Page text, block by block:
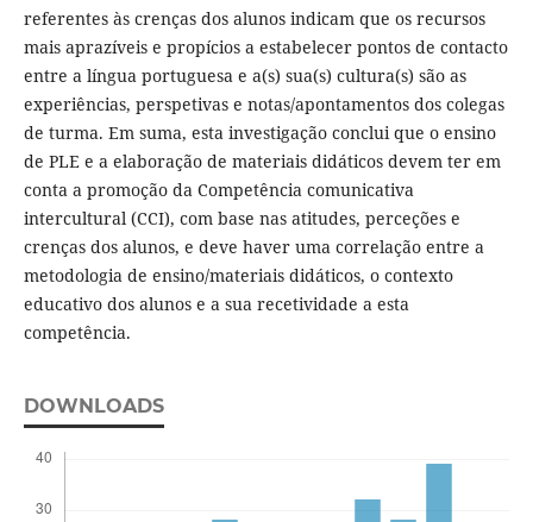
referentes às crenças dos alunos indicam que os recursos
mais aprazíveis e propícios a estabelecer pontos de contacto
entre a língua portuguesa e a(s) sua(s) cultura(s) são as
experiências, perspetivas e notas/apontamentos dos colegas
de turma. Em suma, esta investigação conclui que o ensino
de PLE e a elaboração de materiais didáticos devem ter em
conta a promoção da Competência comunicativa
intercultural (CCI), com base nas atitudes, perceções e
crenças dos alunos, e deve haver uma correlação entre a
metodologia de ensino/materiais didáticos, o contexto
educativo dos alunos e a sua recetividade a esta
competência.
DOWNLOADS